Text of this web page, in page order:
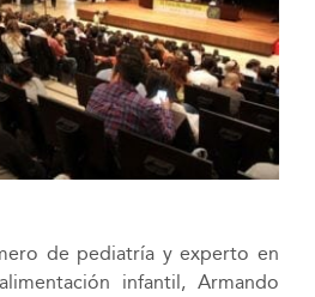
de pediatría y experto en
infantil, Armando